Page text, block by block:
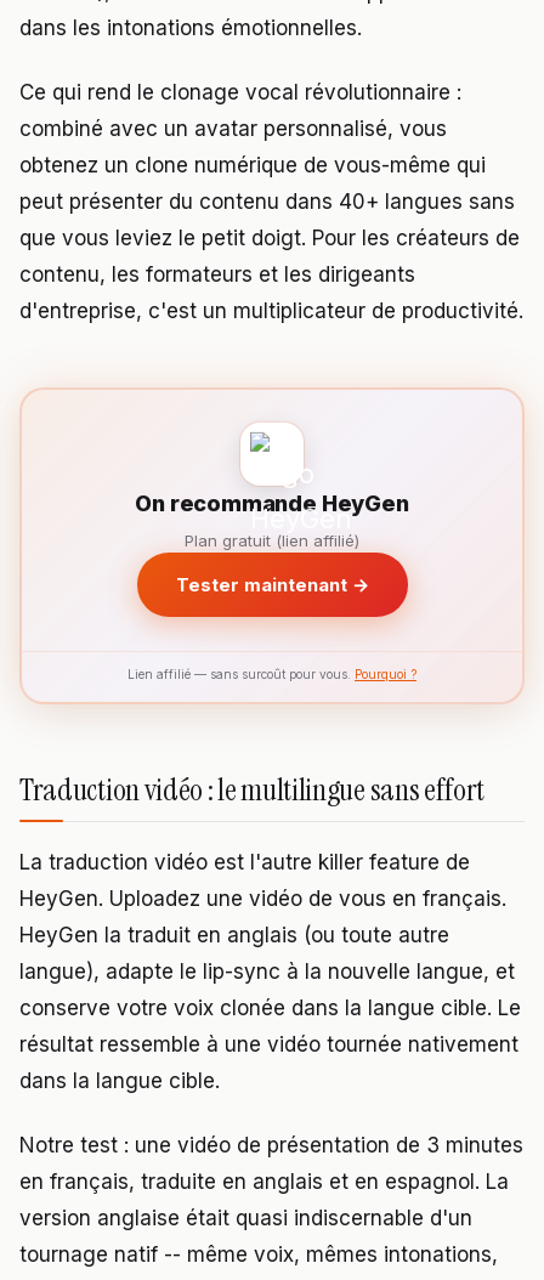
dans les intonations émotionnelles.
Ce qui rend le clonage vocal révolutionnaire :
combiné avec un avatar personnalisé, vous
obtenez un clone numérique de vous-même qui
peut présenter du contenu dans 40+ langues sans
que vous leviez le petit doigt. Pour les créateurs de
contenu, les formateurs et les dirigeants
d'entreprise, c'est un multiplicateur de productivité.
On recommande HeyGen
Plan gratuit (lien affilié)
Tester maintenant →
Lien affilié — sans surcoût pour vous. Pourquoi ?
Traduction vidéo : le multilingue sans effort
La traduction vidéo est l'autre killer feature de
HeyGen. Uploadez une vidéo de vous en français.
HeyGen la traduit en anglais (ou toute autre
langue), adapte le lip-sync à la nouvelle langue, et
conserve votre voix clonée dans la langue cible. Le
résultat ressemble à une vidéo tournée nativement
dans la langue cible.
Notre test : une vidéo de présentation de 3 minutes
en français, traduite en anglais et en espagnol. La
version anglaise était quasi indiscernable d'un
tournage natif -- même voix, mêmes intonations,